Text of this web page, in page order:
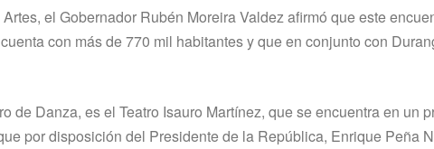
el Gobernador Rubén Moreira Valdez afirmó que este
con más de 770 mil habitantes y que en conjunto con
Danza, es el Teatro Isauro Martí­nez, que se encuentra en un
por disposición del Presidente de la República, Enrique Peña